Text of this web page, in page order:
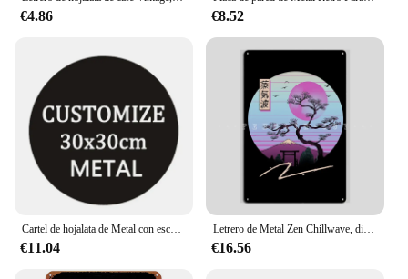
€4.86 €8.52
€11.04
Letrero de Metal Zen Chillwave, diseño de cueva de Bar y Club, decoración de pared, carteles de estaño
€16.56